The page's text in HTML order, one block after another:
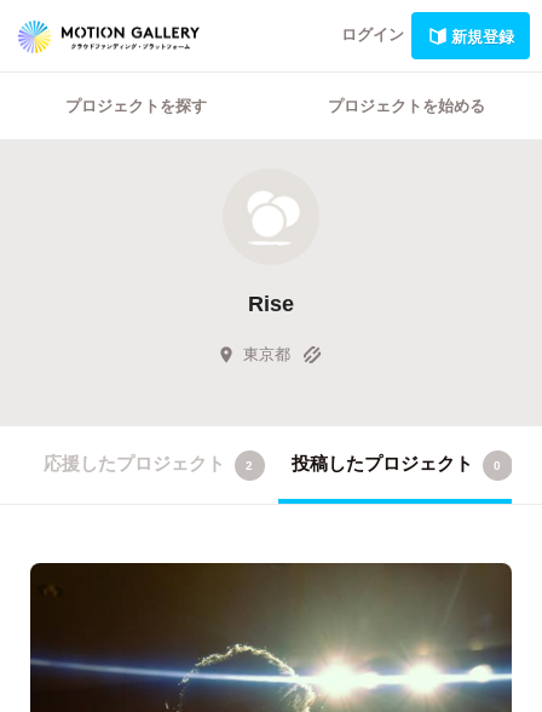
ログイン 新規登録
プロジェクトを探す プロジェクトを始める
Rise
東京都
応援したプロジェクト 2 投稿したプロジェクト 0